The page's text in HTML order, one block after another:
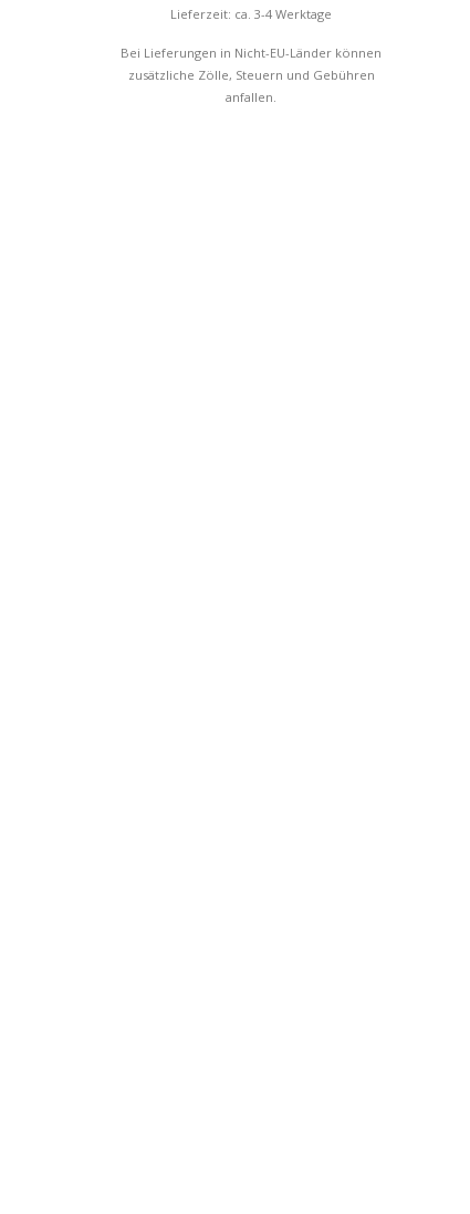
Lieferzeit: ca. 3-4 Werktage
Bei Lieferungen in Nicht-EU-Länder können
zusätzliche Zölle, Steuern und Gebühren
anfallen.